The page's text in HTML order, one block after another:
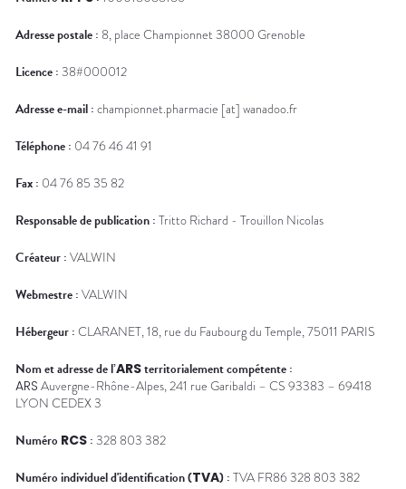
Homme
Adresse postale : 8, place Championnet 38000 Grenoble
Licence : 38#000012
Adresse e-mail : championnet.pharmacie [at] wanadoo.fr
Téléphone : 04 76 46 41 91
Fax : 04 76 85 35 82
Responsable de publication : Tritto Richard - Trouillon Nicolas
Créateur : VALWIN
Webmestre : VALWIN
Hébergeur : CLARANET, 18, rue du Faubourg du Temple, 75011 PARIS
Nom et adresse de l’ARSterritorialement compétente :
ARS Auvergne-Rhône-Alpes, 241 rue Garibaldi – CS 93383 – 69418
LYON CEDEX 3
Numéro RCS : 328 803 382
Numéro individuel d'identification (TVA) : TVA FR86 328 803 382